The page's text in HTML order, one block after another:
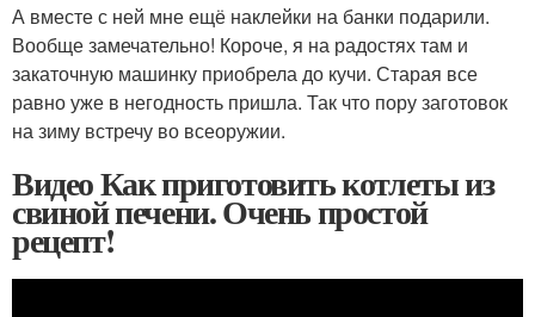
А вместе с ней мне ещё наклейки на банки подарили.
Вообще замечательно! Короче, я на радостях там и
закаточную машинку приобрела до кучи. Старая все
равно уже в негодность пришла. Так что пору заготовок
на зиму встречу во всеоружии.
Видео Как приготовить котлеты из
свиной печени. Очень простой
рецепт!